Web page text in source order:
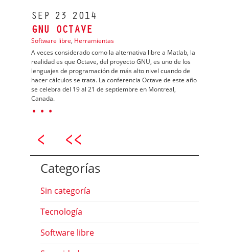
SEP 23
2014
GNU OCTAVE
Software libre, Herramientas
A veces considerado como la alternativa libre a Matlab, la
realidad es que Octave, del proyecto GNU, es uno de los
lenguajes de programación de más alto nivel cuando de
hacer cálculos se trata. La conferencia Octave de este año
se celebra del 19 al 21 de septiembre en Montreal,
Canada.
· · ·
Categorías
Sin categoría
Tecnología
Software libre